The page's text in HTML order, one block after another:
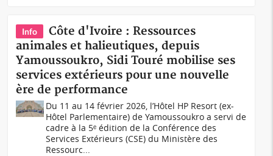
Info
Côte d'Ivoire : Ressources
animales et halieutiques, depuis
Yamoussoukro, Sidi Touré mobilise ses
services extérieurs pour une nouvelle
ère de performance
Du 11 au 14 février 2026, l’Hôtel HP Resort (ex-
Hôtel Parlementaire) de Yamoussoukro a servi de
cadre à la 5ᵉ édition de la Conférence des
Services Extérieurs (CSE) du Ministère des
Ressourc...